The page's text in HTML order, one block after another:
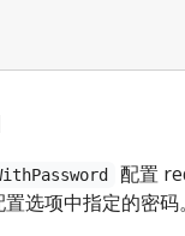
配置
选项中指定的密码